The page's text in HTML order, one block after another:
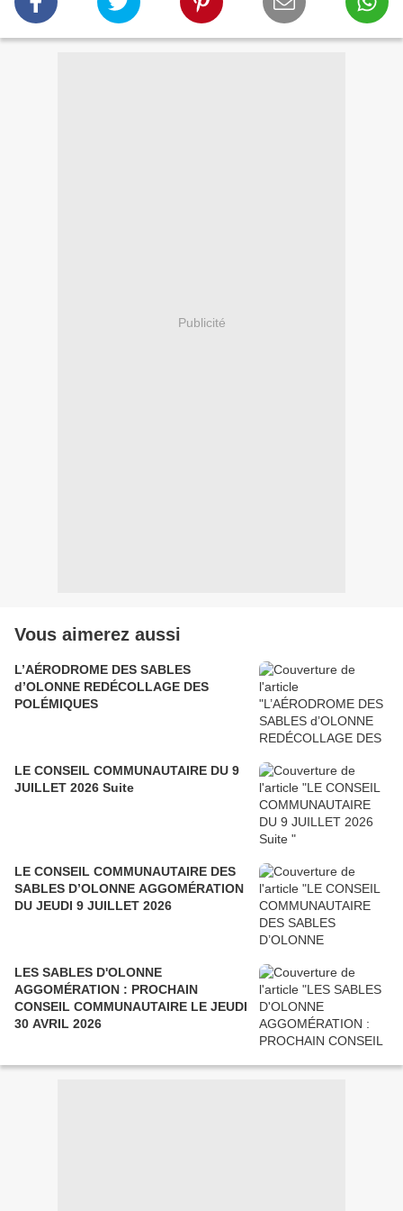
Publicité
Vous aimerez aussi
L’AÉRODROME DES SABLES
d’OLONNE REDÉCOLLAGE DES
POLÉMIQUES
LE CONSEIL COMMUNAUTAIRE DU 9
JUILLET 2026 Suite
LE CONSEIL COMMUNAUTAIRE DES
SABLES D’OLONNE AGGOMÉRATION
DU JEUDI 9 JUILLET 2026
LES SABLES D'OLONNE
AGGOMÉRATION : PROCHAIN
CONSEIL COMMUNAUTAIRE LE JEUDI
30 AVRIL 2026